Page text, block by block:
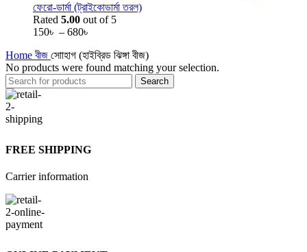
ফেরো-ডার্মা (ট্রাইকোডার্মা তরল)
Rated 5.00 out of 5
150৳ – 680৳
150৳
through
Homeবীজ সোাহাগ (হাইব্রিড ঝিঙ্গা বীজ)
No products were found matching your selection.
Search
FREE SHIPPING
Carrier information